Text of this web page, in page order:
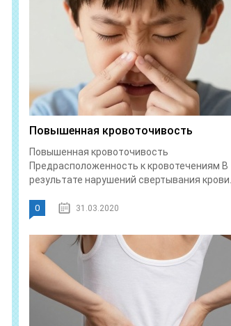
Повышенная кровоточивость
Повышенная кровоточивость
Предрасположенность к кровотечениям В
результате нарушений свертывания крови...
0 31.03.2020